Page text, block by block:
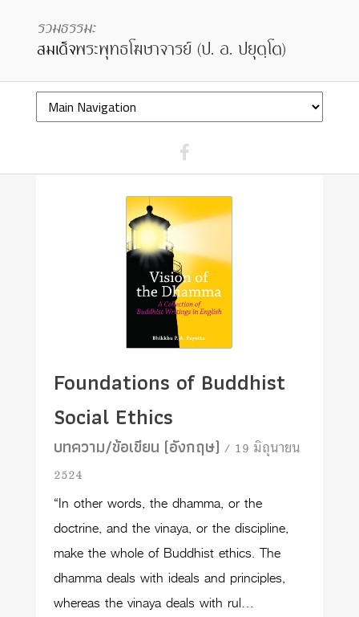
Foundations of Buddhist
Social Ethics
บทความ/ข้อเขียน (อังกฤษ) / 19 มิถุนายน
2524
“In other words, the dhamma, or the
doctrine, and the vinaya, or the discipline,
make the whole of Buddhist ethics. The
dhamma deals with ideals and principles,
whereas the vinaya deals with rul…